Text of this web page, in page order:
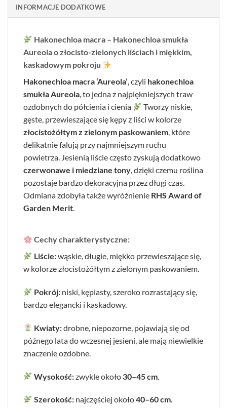
INFORMACJE DODATKOWE
Hakonechloa macra – Hakonechloa smukła
Aureola o złocisto-zielonych liściach i miękkim,
kaskadowym pokroju
Hakonechloa macra ‘Aureola’, czyli hakonechloa
smukła Aureola, to jedna z najpiękniejszych traw
ozdobnych do półcienia i cienia
Tworzy niskie,
gęste, przewieszające się kępy z liści w kolorze
złocistożółtym z zielonym paskowaniem, które
delikatnie falują przy najmniejszym ruchu
powietrza. Jesienią liście często zyskują dodatkowo
czerwonawe i miedziane tony, dzięki czemu roślina
pozostaje bardzo dekoracyjna przez długi czas.
Odmiana zdobyła także wyróżnienie RHS Award of
Garden Merit.
Cechy charakterystyczne:
Liście:wąskie, długie, miękko przewieszające się,
w kolorze złocistożółtym z zielonym paskowaniem.
Pokrój: niski, kępiasty, szeroko rozrastający się,
bardzo elegancki i kaskadowy.
Kwiaty:drobne, niepozorne, pojawiają się od
późnego lata do wczesnej jesieni, ale mają niewielkie
znaczenie ozdobne.
Wysokość:zwykle około 30–45 cm
Szerokość: najczęściej około40–60 cm.